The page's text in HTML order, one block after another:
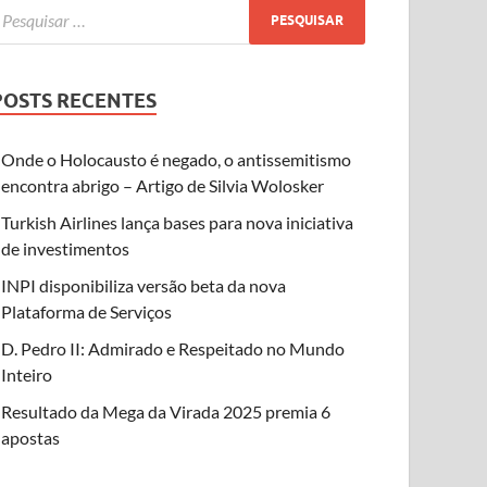
RECENTES
Onde o Holocausto é negado, o antissemitismo
encontra abrigo – Artigo de Silvia Wolosker
Turkish Airlines lança bases para nova iniciativa
de investimentos
INPI disponibiliza versão beta da nova
Plataforma de Serviços
D. Pedro II: Admirado e Respeitado no Mundo
Inteiro
Resultado da Mega da Virada 2025 premia 6
apostas